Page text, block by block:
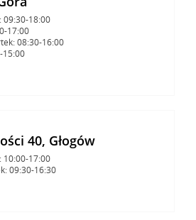
09:30-18:00
17:00
08:30-16:00
15:00
40, Głogów
10:00-17:00
09:30-16:30